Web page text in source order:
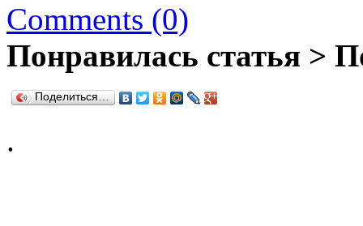
Comments (0)
Понравилась статья >
Поделиться…
.